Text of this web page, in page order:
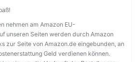
nehmen am Amazon EU-
unseren Seiten werden durch Amazon
zur Seite von Amazon.de eingebunden, an
Geld verdienen können.